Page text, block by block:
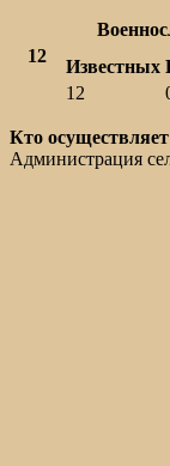
12
Известных
12
Кто
Администрация